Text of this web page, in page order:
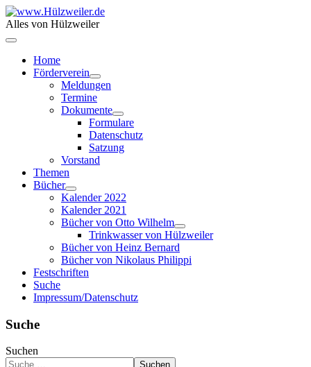
Alles von Hülzweiler
Home
Förderverein
Meldungen
Termine
Dokumente
Formulare
Datenschutz
Satzung
Vorstand
Themen
Bücher
Kalender 2022
Kalender 2021
Bücher von Otto Wilhelm
Trinkwasser von Hülzweiler
Bücher von Heinz Bernard
Bücher von Nikolaus Philippi
Festschriften
Suche
Impressum/Datenschutz
Suche
Suchen
Suchen